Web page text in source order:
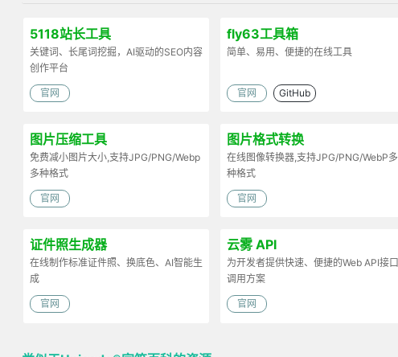
5118站长工具
关键词、长尾词挖掘，AI驱动的SEO内容
创作平台
官网
fly63工具箱
简单、易用、便捷的在线工具
官网 GitHub
图片压缩工具
免费减小图片大小,支持JPG/PNG/Webp
多种格式
官网
图片格式转换
在线图像转换器,支持JPG/PNG/WebP多
种格式
官网
证件照生成器
在线制作标准证件照、换底色、AI智能生
成
官网
云雾 API
为开发者提供快速、便捷的Web API接口
调用方案
官网